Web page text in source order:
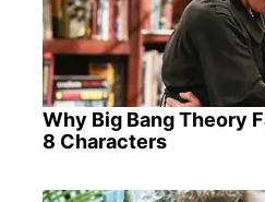
Why Big Bang Theory
8 Characters